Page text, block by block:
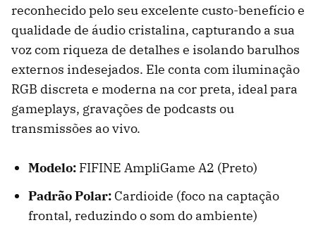
reconhecido pelo seu excelente custo-benefício e
qualidade de áudio cristalina, capturando a sua
voz com riqueza de detalhes e isolando barulhos
externos indesejados. Ele conta com iluminação
RGB discreta e moderna na cor preta, ideal para
gameplays, gravações de podcasts ou
transmissões ao vivo.
Modelo: FIFINE AmpliGame A2 (Preto)
Padrão Polar: Cardioide (foco na captação
frontal, reduzindo o som do ambiente)